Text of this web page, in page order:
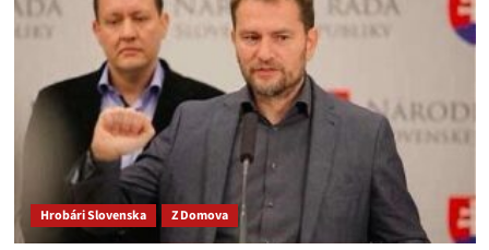
seriálu
o
Matovičovsko-
Lipšicovskej
mafii
Hrobári Slovenska Z Domova